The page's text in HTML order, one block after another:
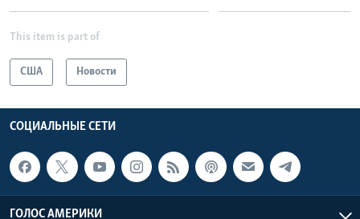
This item is part of
США Новости
СОЦИАЛЬНЫЕ СЕТИ
ГОЛОС АМЕРИКИ